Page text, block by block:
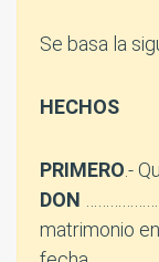
Se basa la
HECHOS
PRIMERO.-
DON
matrimonio